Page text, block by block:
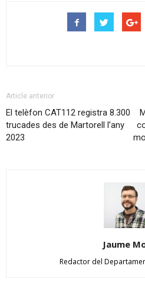
Article anterior
El telèfon CAT112 registra 8.300
trucades des de Martorell l’any
2023
Jaume
Redactor del